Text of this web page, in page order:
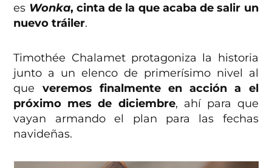
es Wonka, cinta de la que acaba de salir un
nuevo tráiler.
Timothée Chalamet protagoniza la historia
junto a un elenco de primerísimo nivel al
que veremos finalmente en acción a el
próximo mes de diciembre, ahí para que
vayan armando el plan para las fechas
navideñas.